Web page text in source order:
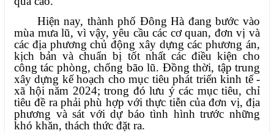
Hiện nay, thành phố Đông Hà đang bước vào
mùa mưa lũ, vì vậy, yêu cầu các cơ quan, đơn vị và
các địa phương chủ động xây dựng các phương án,
kịch bản và chuẩn bị tốt nhất các điều kiện cho
công tác phòng, chống bão lũ. Đồng thời, tập trung
xây dựng kế hoạch cho mục tiêu phát triển kinh tế -
xã hội năm 2024; trong đó lưu ý các mục tiêu, chỉ
tiêu đề ra phải phù hợp với thực tiễn của đơn vị, địa
phương và sát với dự báo tình hình trước những
khó khăn, thách thức đặt ra.